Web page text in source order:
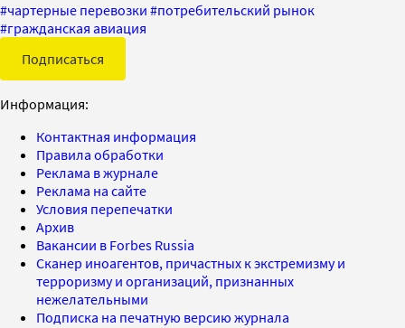
#чартерные перевозки #потребительский рынок
#гражданская авиация
Подписаться
Информация:
Контактная информация
Правила обработки
Реклама в журнале
Реклама на сайте
Условия перепечатки
Архив
Вакансии в Forbes Russia
Сканер иноагентов, причастных к экстремизму и
терроризму и организаций, признанных
нежелательными
Подписка на печатную версию журнала